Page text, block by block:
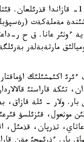
ش ذ ا ر 1955- جئلئ 1- قازاندا
مةملةكةت
ءوثئر عانا. ق ح ر-داعئ
مارتةبةلةر
اكئمشئلئك اؤماقتار
تئكة قاراستئ
ولار - ئلة قازاق،
موثعول، قئزئلسؤ قئرعئز
تذرپان، قذمئل،